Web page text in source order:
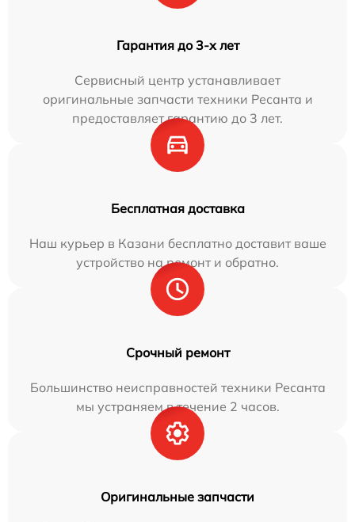
Гарантия до 3-х лет
Сервисный центр устанавливает
оригинальные запчасти техники Ресанта и
предоставляет гарантию до 3 лет.
Бесплатная доставка
Наш курьер в Казани бесплатно доставит ваше
устройство на ремонт и обратно.
Срочный ремонт
Большинство неисправностей техники Ресанта
мы устраняем в течение 2 часов.
Оригинальные запчасти